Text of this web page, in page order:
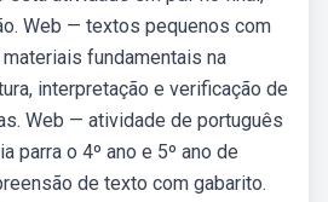
Web — textos pequenos com
fundamentais na
interpretação e verificação de
Web — atividade de português
parra o 4º ano e 5º ano de
de texto com gabarito.